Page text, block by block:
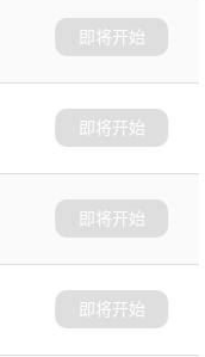
即将开始
即将开始
即将开始
即将开始